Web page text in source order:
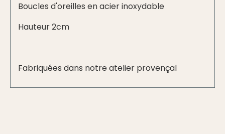
Boucles d'oreilles en acier inoxydable
Hauteur 2cm
Fabriquées dans notre atelier provençal